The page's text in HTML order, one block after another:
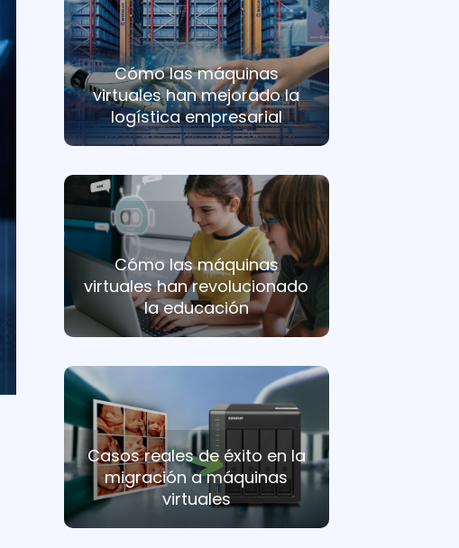
Cómo las máquinas
virtuales han mejorado la
logística empresarial
Cómo las máquinas
virtuales han revolucionado
la educación
Casos reales de éxito en la
migración a máquinas
virtuales